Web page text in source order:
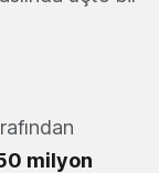
milyon